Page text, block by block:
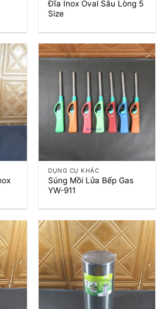
Đĩa Inox Oval Sâu Lòng 5
Size
DỤNG CỤ KHÁC
Súng Mồi Lửa Bếp Gas
YW-911